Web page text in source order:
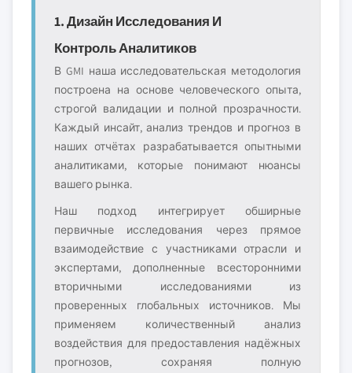
1. Дизайн Исследования И
Контроль Аналитиков
В GMI наша исследовательская методология
построена на основе человеческого опыта,
строгой валидации и полной прозрачности.
Каждый инсайт, анализ трендов и прогноз в
наших отчётах разрабатывается опытными
аналитиками, которые понимают нюансы
вашего рынка.
Наш подход интегрирует обширные
первичные исследования через прямое
взаимодействие с участниками отрасли и
экспертами, дополненные всесторонними
вторичными исследованиями из
проверенных глобальных источников. Мы
применяем количественный анализ
воздействия для предоставления надёжных
прогнозов, сохраняя полную